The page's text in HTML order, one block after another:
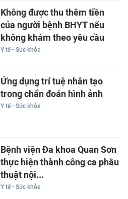
Không được thu thêm tiền
của người bệnh BHYT nếu
không khám theo yêu cầu
Y tế - Sức khỏe
Ứng dụng trí tuệ nhân tạo
trong chẩn đoán hình ảnh
Y tế - Sức khỏe
Bệnh viện Đa khoa Quan Sơn
thực hiện thành công ca phẫu
thuật nội...
Y tế - Sức khỏe